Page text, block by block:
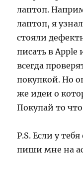
лаптоп.
лаптоп, я
стояли
писать в Apple
всегда
покупкой. Но
же идеи о
Покупай то
P.S. Если у
пиши мне на